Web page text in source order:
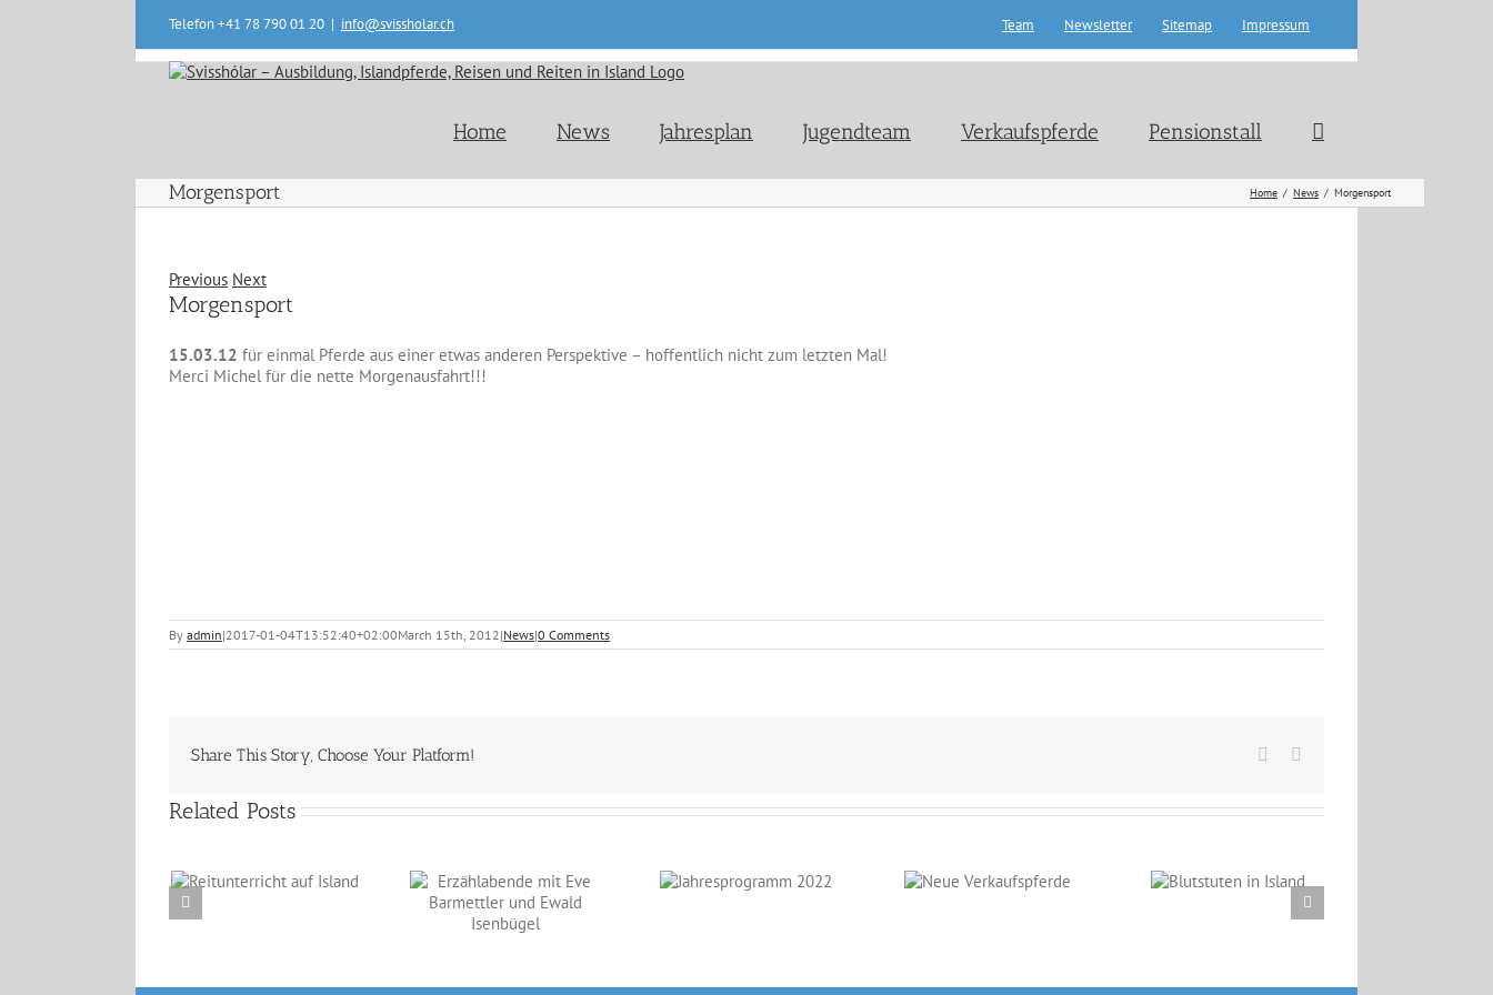
Telefon +41 78 790 01 20 | info@svissholar.ch Team Newsletter Sitemap Impressum
Home News Jahresplan Jugendteam Verkaufspferde Pensionstall
Morgensport Home News Morgensport
Previous Next
Morgensport
15.03.12 für einmal Pferde aus einer etwas anderen Perspektive – hoffentlich nicht zum letzten Mal!
Merci Michel für die nette Morgenausfahrt!!!
By admin|2017-01-04T13:52:40+02:00March 15th, 2012|News|0 Comments
Share This Story, Choose Your Platform! Facebook
Related Posts
Jahresprogramm
2022
Neue
Blutstuten in